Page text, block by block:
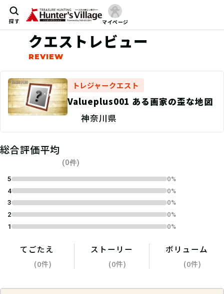
探す マイページ
クエストレビュー
トレジャークエスト
Valueplus001 ある画家の歪な地図
神奈川県
総合評価平均
(0件)
5
0%
4
0%
3
0%
2
0%
1
0%
てごたえ
(0件)
ストーリー
(0件)
ボリューム
(0件)